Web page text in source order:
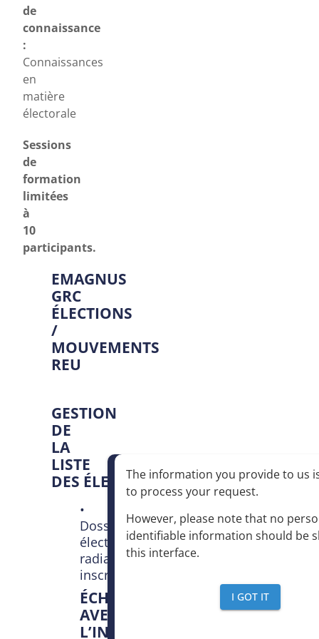
de
connaissance
:
Connaissances
en
matière
électorale
Sessions
de
formation
limitées
à
10
participants.
EMAGNUS
GRC
ÉLECTIONS
/
MOUVEMENTS
REU
GESTION
DE
LA
LISTE
DES ÉLECTEURS
•
Dossier
électeurs,
radiations,
inscriptions
ÉCHANGES
AVEC
L’INSEE
The information you provide to us
to process your request.
However, please note that no
identifiable information should be
this interface.
I GOT IT